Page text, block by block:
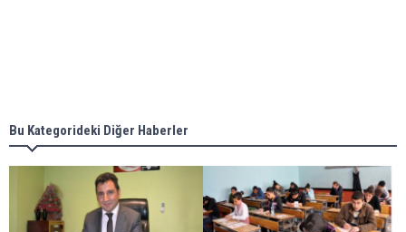
Bu Kategorideki Diğer Haberler